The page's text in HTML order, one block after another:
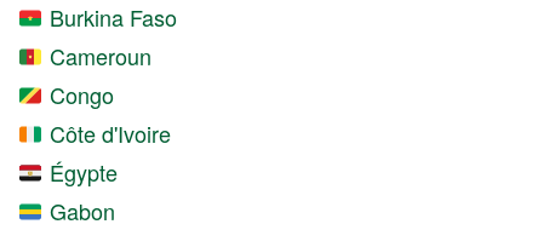
Burkina Faso
Cameroun
Congo
Côte d'Ivoire
Égypte
Gabon